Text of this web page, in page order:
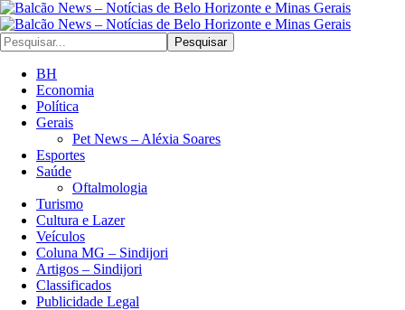
Pesquisar
BH
Economia
Política
Gerais
Pet News – Aléxia Soares
Esportes
Saúde
Oftalmologia
Turismo
Cultura e Lazer
Veículos
Coluna MG – Sindijori
Artigos – Sindijori
Classificados
Publicidade Legal